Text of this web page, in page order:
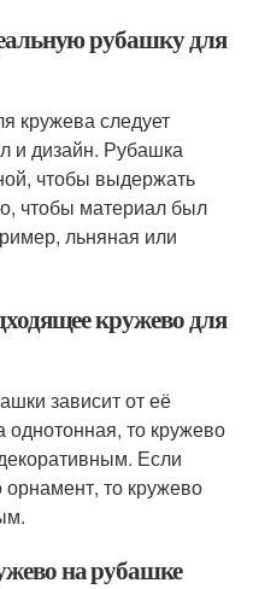
рубашку для
кружева следует
и дизайн. Рубашка
чтобы выдержать
чтобы материал был
льняная или
кружево для
зависит от её
то кружево
Если
то кружево
на рубашке